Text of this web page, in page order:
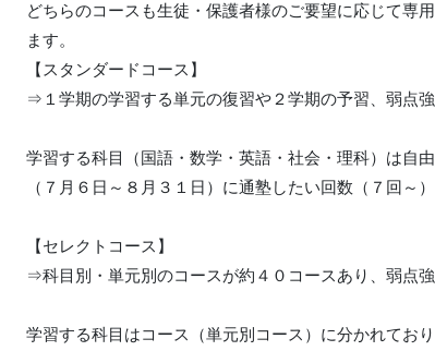
どちらのコースも生徒・保護者様のご要望に応じて専
ます。
【スタンダードコース】
⇒１学期の学習する単元の復習や２学期の予習、弱点強
学習する科目（国語・数学・英語・社会・理科）は自
（７月６日～８月３１日）に通塾したい回数（７回～
【セレクトコース】
⇒科目別・単元別のコースが約４０コースあり、弱点
学習する科目はコース（単元別コース）に分かれてお